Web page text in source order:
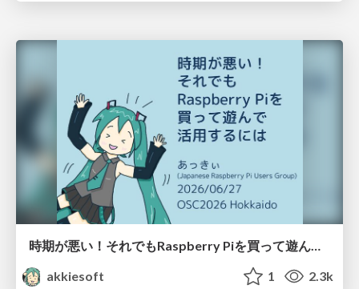
akkiesoft
1 2.3k